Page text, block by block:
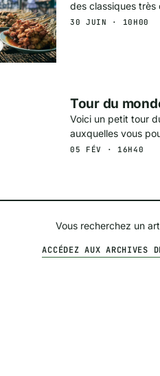
des classiques
30 JUIN · 10H00
Tour du
Voici un petit tour
auxquelles vous
05 FÉV · 16H40
Vous recherchez un
ACCÉDEZ AUX ARCHIVES